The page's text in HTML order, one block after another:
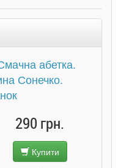
290 грн.
Купити